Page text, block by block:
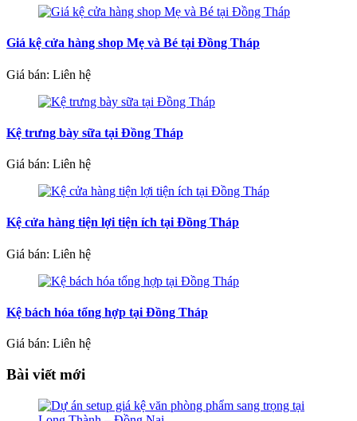
Giá kệ cửa hàng shop Mẹ và Bé tại Đồng Tháp
Giá bán: Liên hệ
Kệ trưng bày sữa tại Đồng Tháp
Giá bán: Liên hệ
Kệ cửa hàng tiện lợi tiện ích tại Đồng Tháp
Giá bán: Liên hệ
Kệ bách hóa tổng hợp tại Đồng Tháp
Giá bán: Liên hệ
Bài viết mới